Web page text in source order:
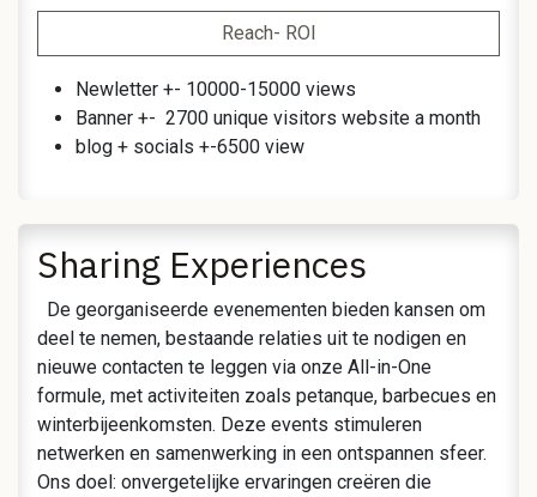
Reach- ROI
Newletter +- 10000-15000 views
Banner +- 2700 unique visitors website a month
blog + socials +-6500 view
Sharing Experiences
De georganiseerde evenementen bieden kansen om
deel te nemen, bestaande relaties uit te nodigen en
nieuwe contacten te leggen via onze All-in-One
formule, met activiteiten zoals petanque, barbecues en
winterbijeenkomsten. Deze events stimuleren
netwerken en samenwerking in een ontspannen sfeer.
Ons doel: onvergetelijke ervaringen creëren die